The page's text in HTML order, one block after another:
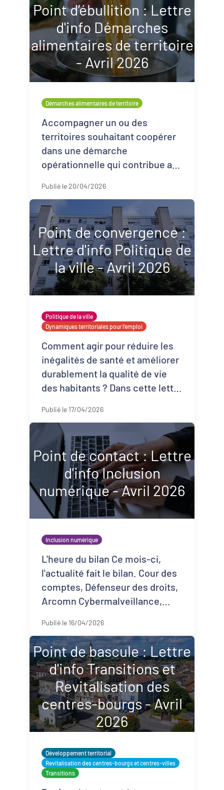
Point d’ébullition : Lettre
d'info Démarches
alimentaires de territoire
- Avril 2026
Démarches alimentaires de territoire
Accompagner un ou des
territoires souhaitant coopérer
dans une démarche
opérationnelle qui contribue au
saine, durable et locale, c'est ce
que continue de pro ...
Publié le 20/04/2026
Point de convergence :
Lettre d'info Politique de
la ville - Avril 2026
Politique de la ville
Dynamiques territoriales pour l’emploi
Comment agir pour réduire les
inégalités de santé et améliorer
durablement la qualité de vie
des habitants ? Dans cette lettre
propose d’explorer cette
Publié le 17/04/2026
Point de contact : Lettre
d'info Inclusion
numérique - Avril 2026
Inclusion numérique
L'heure du bilan Ce mois-ci,
l'actualité fait le bilan. Cour des
comptes, Défenseur des droits,
Arcomn Cybermalveillance,
Publié le 16/04/2026
Point de bascule : Lettre
d'info Transitions et
Revitalisation des
centres-bourgs - Avril
2026
Développement territorial
Revitalisation des centres-bourgs et centres-villes
Transitions